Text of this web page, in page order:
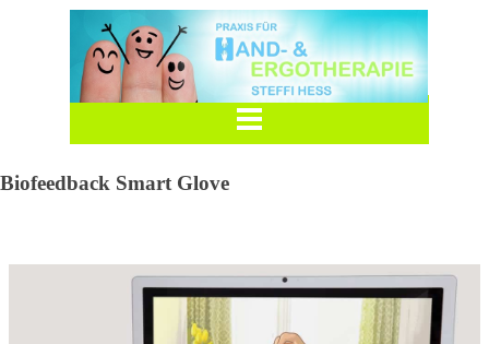
Biofeedback Smart Glove